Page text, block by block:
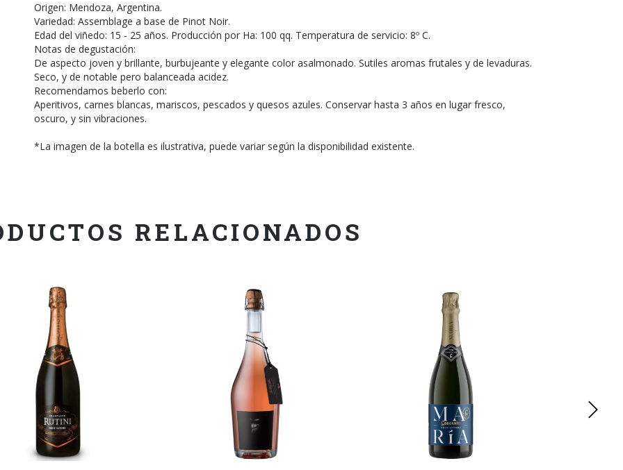
Origen: Mendoza, Argentina.
Variedad: Assemblage a base de Pinot Noir.
Edad del viñedo: 15 - 25 años. Producción por Ha: 100 qq. Temperatura de servicio: 8º C.
Notas de degustación:
De aspecto joven y brillante, burbujeante y elegante color asalmonado. Sutiles aromas frutales y de levaduras.
Seco, y de notable pero balanceada acidez.
Recomendamos beberlo con:
Aperitivos, carnes blancas, mariscos, pescados y quesos azules. Conservar hasta 3 años en lugar fresco,
oscuro, y sin vibraciones.
*La imagen de la botella es ilustrativa, puede variar según la disponibilidad existente.
RELACIONADOS